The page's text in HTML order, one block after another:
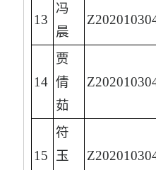
13
冯
晨
14
贾
倩
茹
15
符
玉